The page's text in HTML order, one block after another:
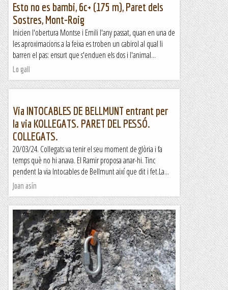
Esto no es bambi, 6c+ (175 m), Paret dels
Sostres, Mont-Roig
Inicien l'obertura Montse i Emili l'any passat, quan en una de
les aproximacions a la feixa es troben un cabirol al qual li
barren el pas: ensurt que s'enduen els dos i l'animal...
Lo gall
Via INTOCABLES DE BELLMUNT entrant per
la via KOLLEGATS. PARET DEL PESSÓ.
COLLEGATS.
20/03/24. Collegats va tenir el seu moment de glòria i fa
temps què no hi anava. El Ramir proposa anar-hi. Tinc
pendent la via Intocables de Bellmunt així que dit i fet.La...
Joan asín